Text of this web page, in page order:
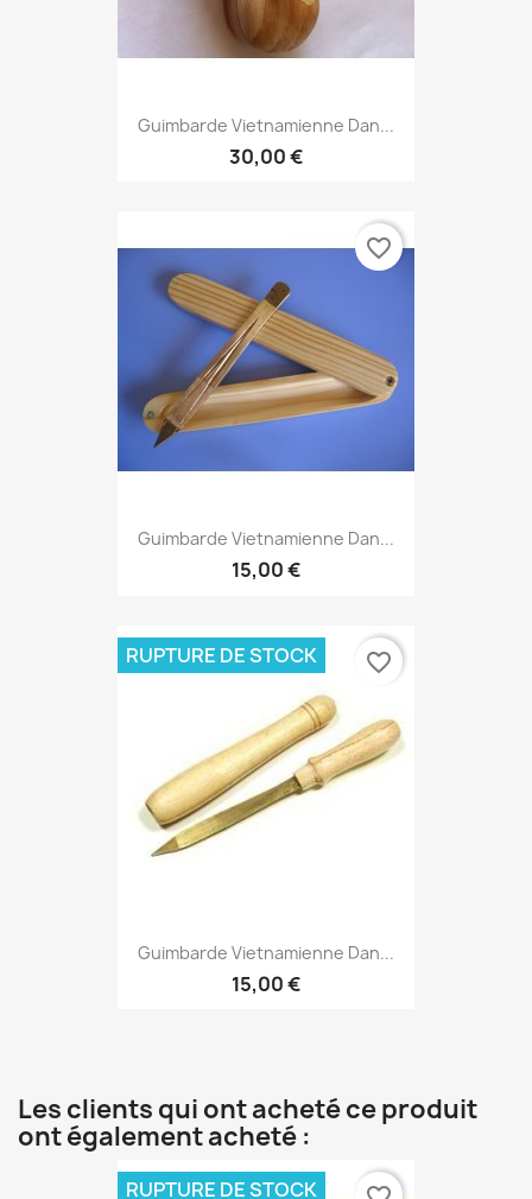
Guimbarde Vietnamienne Dan...
30,00 €
Guimbarde Vietnamienne Dan...
15,00 €
favorite_border
Guimbarde Vietnamienne Dan...
15,00 €
RUPTURE DE STOCK favorite_border
Les clients qui ont acheté ce produit
ont également acheté :
RUPTURE DE STOCK